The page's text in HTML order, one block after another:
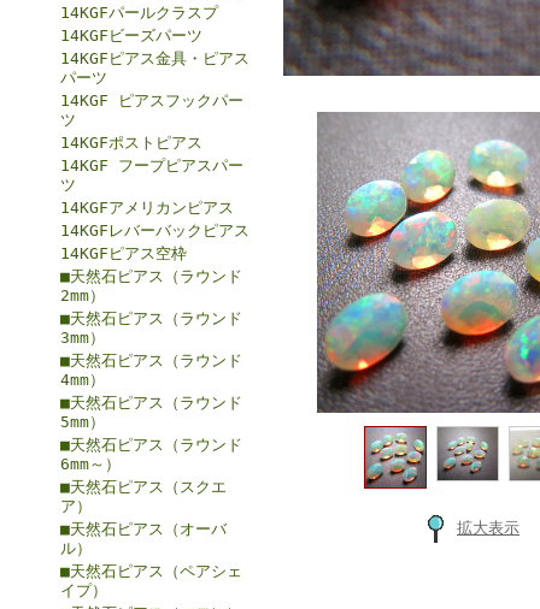
14KGFパールクラスプ
14KGFビーズパーツ
14KGFピアス金具・ピアス
パーツ
14KGF ピアスフックパー
ツ
14KGFポストピアス
14KGF フープピアスパー
ツ
14KGFアメリカンピアス
14KGFレバーバックピアス
14KGFピアス空枠
■天然石ピアス（ラウンド
2mm）
■天然石ピアス（ラウンド
3mm）
■天然石ピアス（ラウンド
4mm）
■天然石ピアス（ラウンド
5mm）
■天然石ピアス（ラウンド
6mm～）
■天然石ピアス（スクエ
ア）
■天然石ピアス（オーバ
ル）
■天然石ピアス（ペアシェ
イプ）
拡大表示